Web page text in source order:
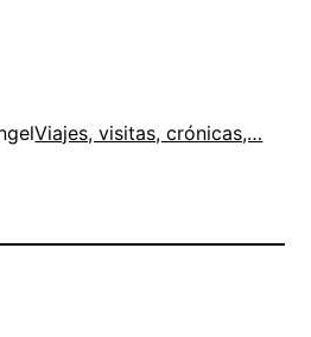
Viajes, visitas, crónicas,…